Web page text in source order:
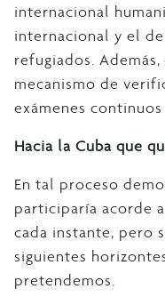
internacional
internacional y el
refugiados.
mecanismo de
exámenes
Hacia la Cuba que
En tal proceso
participaría acorde
cada instante, pero
siguientes
pretendemos.